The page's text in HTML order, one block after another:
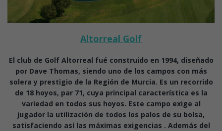
Altorreal Golf
El club de Golf Altorreal fué construido en 1994, diseñado
por Dave Thomas, siendo uno de los campos con más
solera y prestigio de la Región de Murcia. Es un recorrido
de 18 hoyos, par 71, cuya principal característica es la
variedad en todos sus hoyos. Este campo exige al
jugador la utilización de todos los palos de su bolsa,
satisfaciendo así las máximas exigencias . Además del